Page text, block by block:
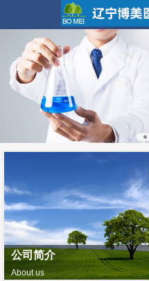
公司简介
About us